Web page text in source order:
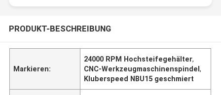
PRODUKT-BESCHREIBUNG
Markieren:
24000 RPM Hochsteifegehälter,
CNC-Werkzeugmaschinenspindel,
Kluberspeed NBU15 geschmiert